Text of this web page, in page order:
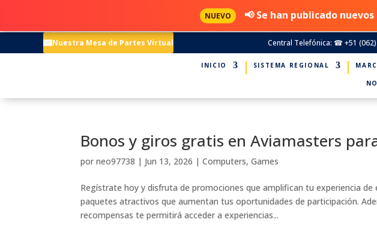
Nuestra Mesa de Partes Virtual Central Telefónica: ☎ +51
INICIO SISTEMA REGIONAL
Bonos y giros gratis en Aviamasters
porneo97738 | Jun 13, 2026 |Computers, Games
Regístrate hoy y disfruta de promociones que amplifican tu experiencia
paquetes atractivos que aumentan tus oportunidades de participación.
recompensas te permitirá acceder a experiencias...
NUEVO 📢 Se han publicado